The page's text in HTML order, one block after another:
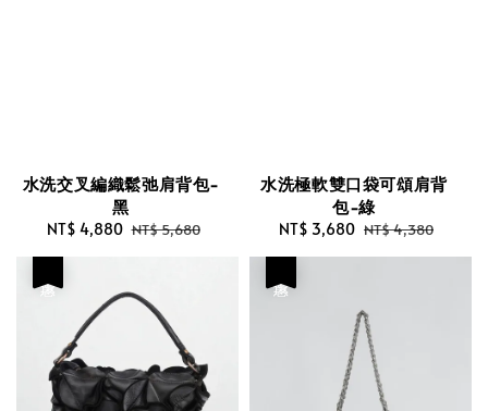
水洗交叉編織鬆弛肩背包-
黑
Sale
NT$ 4,880 Regular
NT$ 5,680
水洗極軟雙口袋可頌肩背
包-綠
Sale
NT$ 3,680 Regular
NT$ 4,380